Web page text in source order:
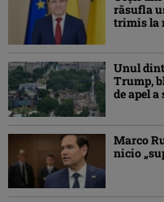
răsufla
trimis la
Unul
Trump,
de apel
Marco
nicio